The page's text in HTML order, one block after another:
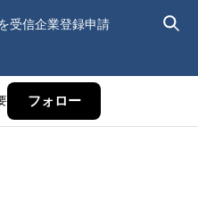
受信企業登録申請
フォロー